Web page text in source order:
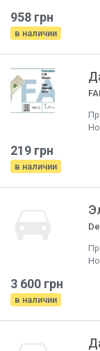
958 грн
в наличии
219 грн
в наличии
3 600 грн
в наличии